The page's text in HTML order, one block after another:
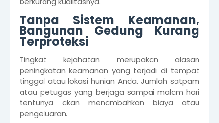
Tanpa Sistem Keamanan,
Bangunan Gedung Kurang
Terproteksi
Tingkat kejahatan merupakan alasan
peningkatan keamanan yang terjadi di tempat
tinggal atau lokasi hunian Anda. Jumlah satpam
atau petugas yang berjaga sampai malam hari
tentunya akan menambahkan biaya atau
pengeluaran.